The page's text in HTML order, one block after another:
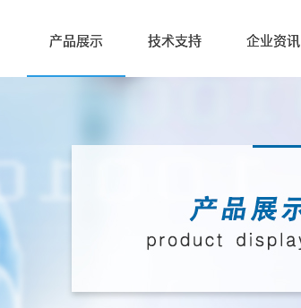
产品展示 技术支持 企业资讯